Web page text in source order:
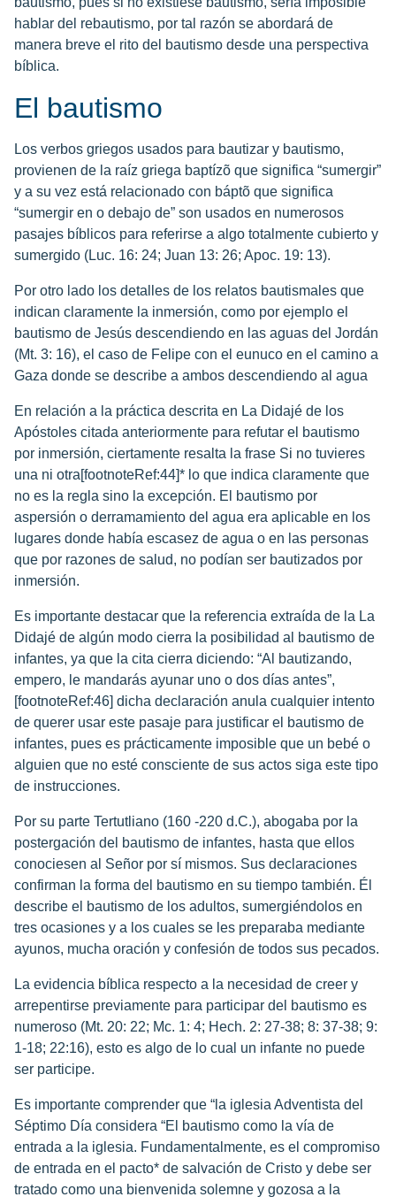
hablar del rebautismo, por tal razón se abordará de
manera breve el rito del bautismo desde una perspectiva
bíblica.
El bautismo
Los verbos griegos usados para bautizar y bautismo,
provienen de la raíz griega baptízõ que significa “sumergir”
y a su vez está relacionado con báptõ que significa
“sumergir en o debajo de” son usados en numerosos
pasajes bíblicos para referirse a algo totalmente cubierto y
sumergido (Luc. 16: 24; Juan 13: 26; Apoc. 19: 13).
Por otro lado los detalles de los relatos bautismales que
indican claramente la inmersión, como por ejemplo el
bautismo de Jesús descendiendo en las aguas del Jordán
(Mt. 3: 16), el caso de Felipe con el eunuco en el camino a
Gaza donde se describe a ambos descendiendo al agua
En relación a la práctica descrita en La Didajé de los
Apóstoles citada anteriormente para refutar el bautismo
por inmersión, ciertamente resalta la frase Si no tuvieres
una ni otra[footnoteRef:44]* lo que indica claramente que
no es la regla sino la excepción. El bautismo por
aspersión o derramamiento del agua era aplicable en los
lugares donde había escasez de agua o en las personas
que por razones de salud, no podían ser bautizados por
inmersión.
Es importante destacar que la referencia extraída de la La
Didajé de algún modo cierra la posibilidad al bautismo de
infantes, ya que la cita cierra diciendo: “Al bautizando,
empero, le mandarás ayunar uno o dos días antes”,
[footnoteRef:46] dicha declaración anula cualquier intento
de querer usar este pasaje para justificar el bautismo de
infantes, pues es prácticamente imposible que un bebé o
alguien que no esté consciente de sus actos siga este tipo
de instrucciones.
Por su parte Tertutliano (160 -220 d.C.), abogaba por la
postergación del bautismo de infantes, hasta que ellos
conociesen al Señor por sí mismos. Sus declaraciones
confirman la forma del bautismo en su tiempo también. Él
describe el bautismo de los adultos, sumergiéndolos en
tres ocasiones y a los cuales se les preparaba mediante
ayunos, mucha oración y confesión de todos sus pecados.
La evidencia bíblica respecto a la necesidad de creer y
arrepentirse previamente para participar del bautismo es
numeroso (Mt. 20: 22; Mc. 1: 4; Hech. 2: 27-38; 8: 37-38; 9:
1-18; 22:16), esto es algo de lo cual un infante no puede
ser participe.
Es importante comprender que “la iglesia Adventista del
Séptimo Día considera “El bautismo como la vía de
entrada a la iglesia. Fundamentalmente, es el compromiso
de entrada en el pacto* de salvación de Cristo y debe ser
tratado como una bienvenida solemne y gozosa a la